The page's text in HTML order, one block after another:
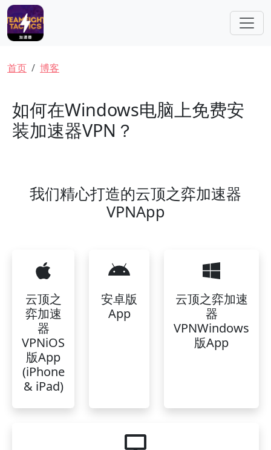
跳转到主要内容
面包屑
首页 博客
如何在Windows电脑上免费安
装加速器VPN？
我们精心打造的云顶之弈加速器
VPNApp
云顶之
弈加速
器
VPNiOS
版App
(iPhone
& iPad)
安卓版
App
云顶之弈加速
器
VPNWindows
版App